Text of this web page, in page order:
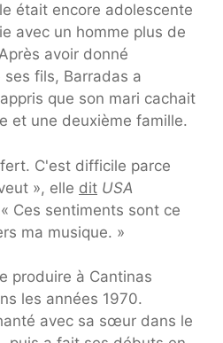
était encore adolescente
avec un homme plus de
avoir donné
fils, Barradas a
que son mari cachait
et une deuxième famille.
C'est difficile parce
», elle dit USA
Ces sentiments sont ce
ma musique. »
produire à Cantinas
les années 1970.
avec sa sœur dans le